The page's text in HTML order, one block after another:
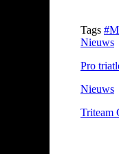
Tags
Nieuws
Pro
Nieuws
Triteam